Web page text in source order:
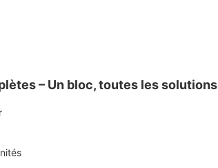
– Un bloc, toutes les solutions